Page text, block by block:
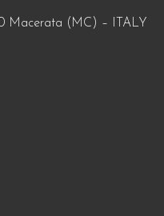
Macerata (MC) – ITALY